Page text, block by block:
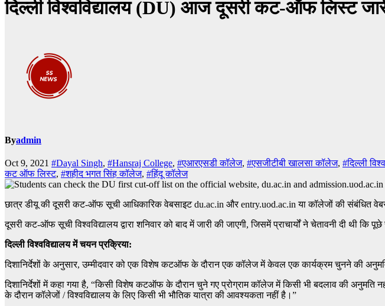
दिल्ली विश्वविद्यालय (DU) आज दूसरी कट-ऑफ लिस्ट
Byadmin
Oct 9, 2021 #Dayal Singh, #Hansraj College, #एआरएसडी कॉलेज, #एसजीटीबी खालसा कॉलेज, #दिल्ली
कट ऑफ लिस्ट, #शहीद भगत सिंह कॉलेज, #हिंदू कॉलेज
छात्र डीयू की दूसरी कट-ऑफ सूची आधिकारिक वेबसाइट du.ac.in और entry.uod.ac.in या कॉलेजों की संबंधित
दूसरी कट-ऑफ सूची विश्वविद्यालय द्वारा शनिवार को बाद में जारी की जाएगी, जिसमें प्राचार्यों ने चेतावनी दी थी
दिल्ली विश्वविद्यालय में चयन प्रक्रिया:
दिशानिर्देशों के अनुसार, उम्मीदवार को एक विशेष कटऑफ के दौरान एक कॉलेज में केवल एक कार्यक्रम चुनने की
दिशानिर्देशों में कहा गया है, “किसी विशेष कटऑफ के दौरान चुने गए प्रोग्राम कॉलेज में किसी भी बदलाव की
के दौरान कॉलेजों / विश्वविद्यालय के लिए किसी भी भौतिक यात्रा की आवश्यकता नहीं है।”